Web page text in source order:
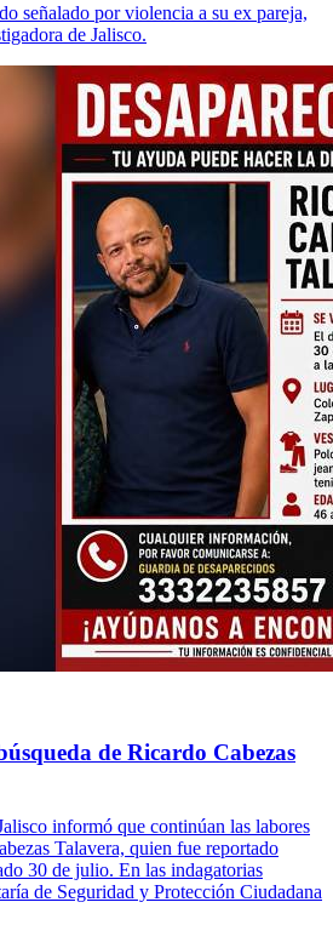
señalado por violencia a su ex pareja,
de Jalisco.
de Ricardo Cabezas
informó que continúan las labores
Talavera, quien fue reportado
30 de julio. En las indagatorias
de Seguridad y Protección Ciudadana